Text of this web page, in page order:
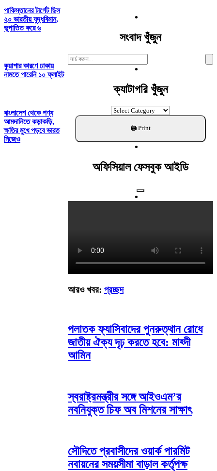
পাকিস্তানের টার্গেট ছিল
২০ ভারতীয় যুদ্ধবিমান,
ভূপাতিত করে ৬
কুয়াশার কারণে ঢাকায়
নামতে পারেনি ১০ ফ্লাইট
বাংলাদেশ থেকে পণ্য
আমদানিতে কড়াকড়ি,
ক্ষতির মুখে পড়বে ভারত
নিজেও
সংবাদ খুঁজুন
Search
For:
ক্যাটাগরি খুঁজুন
ক্যাটাগরি
খুঁজুন
অফিসিয়াল ফেসবুক আইডি
আরও খবর: প্রচ্ছদ
পলাতক ফ্যাসিবাদের পুনরুত্থান রোধে
জাতীয় ঐক্য দৃঢ় করতে হবে: মাহ্দী
আমিন
স্বরাষ্ট্রমন্ত্রীর সঙ্গে আইওএম’র
নবনিযুক্ত চিফ অব মিশনের সাক্ষাৎ
সৌদিতে প্রবাসীদের ওয়ার্ক পারমিট
নবায়নের সময়সীমা বাড়াল কর্তৃপক্ষ